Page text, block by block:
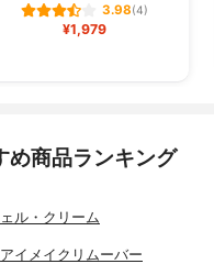
3.98(4)
¥1,979
め商品ランキング
ル・クリーム
アイメイクリムーバー